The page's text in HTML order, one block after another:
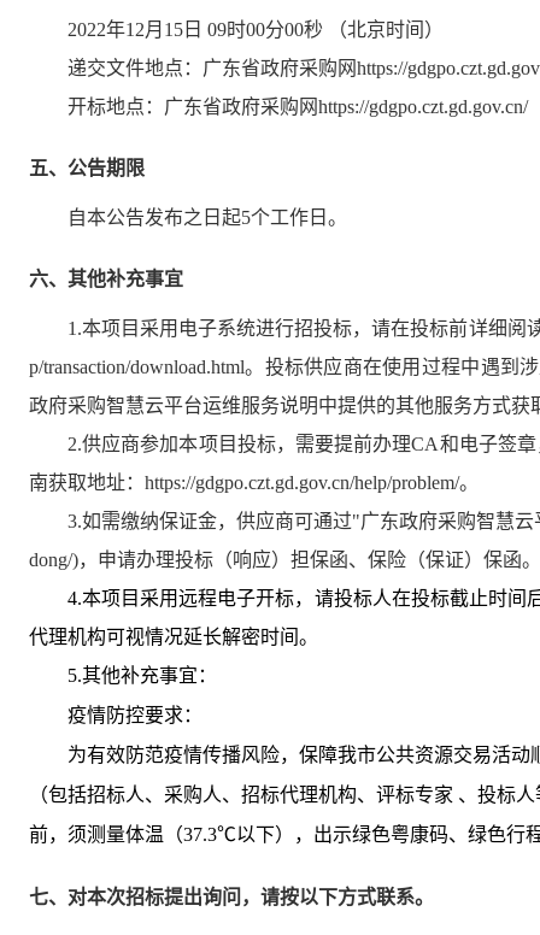
2022年12月15日 09时00分00秒
（北京时间）
递交文件地点： 广东省政府采购网https://
开标地点： 广东省政府采购网https://gdgpo.czt.gd.gov.cn/
五、公告期限
自本公告发布之日起5个工作日。
六、其他补充事宜
1.本项目采用电子系统进行招投标，请在投标前详细阅
p/transaction/download.html。投标供应商在使用过程中遇
政府采购智慧云平台运维服务说明中提供的其他服务方式获
2.供应商参加本项目投标，需要提前办理CA和电子签
南获取地址：https://gdgpo.czt.gd.gov.cn/help/problem/。
3.如需缴纳保证金，供应商可通过"广东政府采购智慧云
dong/)，申请办理投标（响应）担保函、保险（保证）保函。
4.本项目采用远程电子开标，请投标人在投标截止时
代理机构可视情况延长解密时间。
5.其他补充事宜：
疫情防控要求：
为有效防范疫情传播风险，保障我市公共资源交易活
（包括招标人、采购人、招标代理机构、评标专家 、投标
前，须测量体温（37.3℃以下），出示绿色粤康码、绿色行
七、对本次招标提出询问，请按以下方式联系。